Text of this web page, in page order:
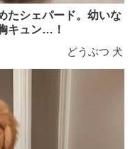
たシェパード。幼いな
キュン…！
どうぶつ 犬